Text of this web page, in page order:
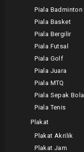
Piala Badminton
Piala Basket
Piala Bergilir
Piala Futsal
Piala Golf
Piala Juara
Piala MTQ
Piala Sepak Bola
Piala Tenis
Plakat
Plakat Akrilik
Plakat Jam